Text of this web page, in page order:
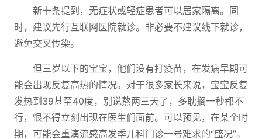
新十条提到，无症状或轻症患者可以居家隔离。同
时，建议先行互联网医院就诊。非必要不建议线下就诊，
避免交叉传染。
但三岁以下的宝宝，他们没有打疫苗，在发病早期可
能会出现反复高热的情况。对于很多家长来说，宝宝反复
发热到39甚至40度，别说熬两三天了，多耽搁一秒都不
行，恨不得立刻出现在医生们面前。可以预见，在某个时
期，可能会重演流感高发季儿科门诊一号难求的“盛况”。